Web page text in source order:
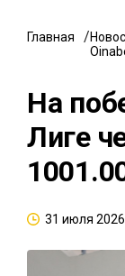
Главная
На
Лиге
31 июля